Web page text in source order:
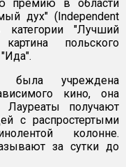
премию в области
дух" (Independent
"Лучший
польского
была учреждена
кино, она
Лауреаты получают
с распростертыми
колонне.
за сутки до